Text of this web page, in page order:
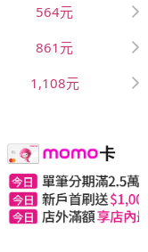
564元
861元
1,108元